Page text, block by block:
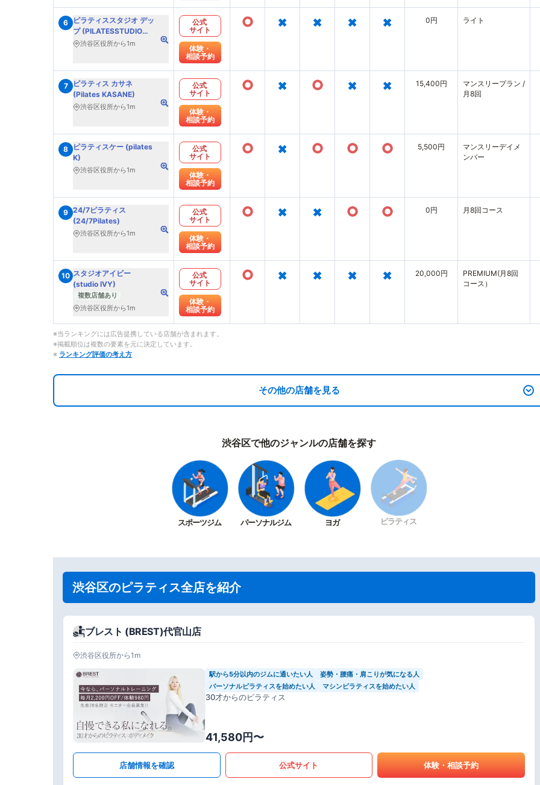
6
ピラティススタジオ デッ
プ (PILATESSTUDIO
DEP)
渋谷区役所から1m
公式
サイト
体験・
相談予約
○ × × × × 0円 ライト
7
ピラティス カサネ
(Pilates KASANE)
渋谷区役所から1m
公式
サイト
体験・
相談予約
○ × ○ × × 15,400円
マンスリープラン /
月8回
8
ピラティスケー (pilates
K)
渋谷区役所から1m
公式
サイト
体験・
相談予約
○ × ○ ○ ○ 5,500円
マンスリーデイメ
ンバー
9 24/7ピラティス
(24/7Pilates)
渋谷区役所から1m
公式
サイト
体験・
相談予約
○ × × ○ ○ 0円 月8回コース
10 スタジオアイビー
(studio IVY)
複数店舗あり
渋谷区役所から1m
公式
サイト
体験・
相談予約
○ × × × × 20,000円
PREMIUM(月8回
コース）
※当ランキングには広告提携している店舗が含まれます。
※掲載順位は複数の要素を元に決定しています。
※ ランキング評価の考え方
その他の店舗を見る
渋谷区で他のジャンルの店舗を探す
スポーツジム パーソナルジム ヨガ ピラティス
渋谷区のピラティス全店を紹介
ブレスト (BREST)代官山店
渋谷区役所から1m
駅から5分以内のジムに通いたい人
姿勢・腰痛・肩こりが気になる人
パーソナルピラティスを始めたい人
マシンピラティスを始めたい人
30才からのピラティス
41,580円〜
店舗情報を確認 公式サイト 体験・相談予約